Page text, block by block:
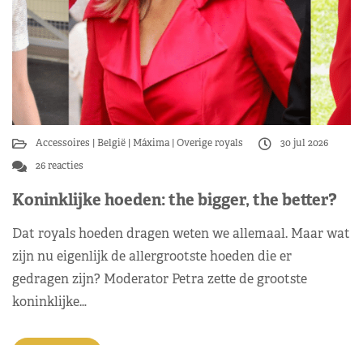
Accessoires België Máxima Overige royals
30 jul 2026
26 reacties
Koninklijke hoeden: the bigger, the better?
Dat royals hoeden dragen weten we allemaal. Maar wat
zijn nu eigenlijk de allergrootste hoeden die er
gedragen zijn? Moderator Petra zette de grootste
koninklijke…